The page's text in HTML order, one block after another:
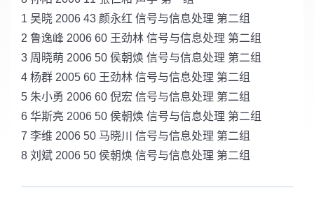
1 吴晓 2006 43 颜永红 信号与信息处理 第二组
2 鲁逸峰 2006 60 王劲林 信号与信息处理 第二组
3 周晓萌 2006 50 侯朝焕 信号与信息处理 第二组
4 杨群 2005 60 王劲林 信号与信息处理 第二组
5 朱小勇 2006 60 倪宏 信号与信息处理 第二组
6 华斯亮 2006 50 侯朝焕 信号与信息处理 第二组
7 李维 2006 50 马晓川 信号与信息处理 第二组
8 刘斌 2006 50 侯朝焕 信号与信息处理 第二组